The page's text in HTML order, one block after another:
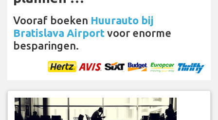
Vooraf boeken Huurauto bij
Bratislava Airport voor enorme
besparingen.